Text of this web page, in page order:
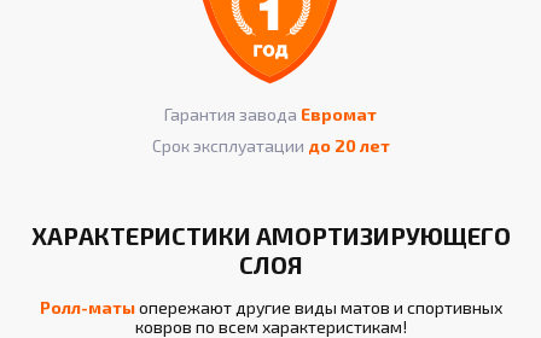
Гарантия завода Евромат
Срок эксплуатации до 20 лет
ХАРАКТЕРИСТИКИ АМОРТИЗИРУЮЩЕГО
СЛОЯ
Ролл-матыопережают другие виды матов и спортивных
ковров по всем характеристикам!